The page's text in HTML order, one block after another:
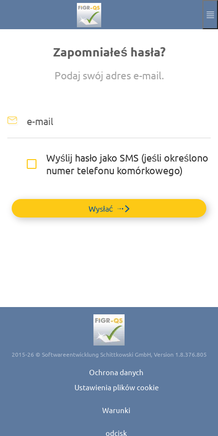
Przejdź do głównej zawartości
odcisk
Zapomniałeś hasła?
Podaj swój adres e-mail.
e-mail
Wyślij hasło jako SMS (jeśli określono
numer telefonu komórkowego)
Wysłać
2015-26 © Softwareentwicklung Schittkowski GmbH, Version 1.8.376.805
Ochrona danych
Ustawienia plików cookie
Warunki
odcisk